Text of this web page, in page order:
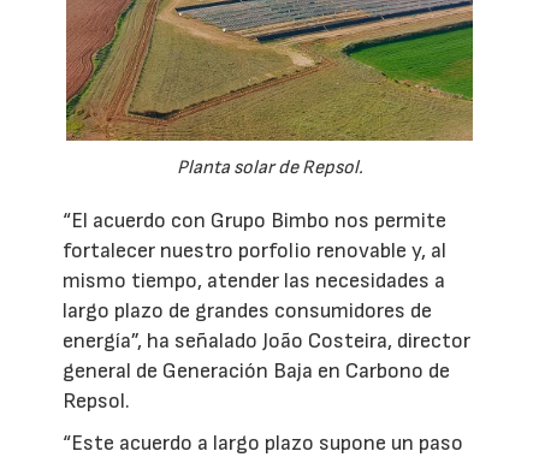
Planta solar de Repsol.
“El acuerdo con Grupo Bimbo nos permite
fortalecer nuestro porfolio renovable y, al
mismo tiempo, atender las necesidades a
largo plazo de grandes consumidores de
energía”, ha señalado João Costeira, director
general de Generación Baja en Carbono de
Repsol.
“Este acuerdo a largo plazo supone un paso